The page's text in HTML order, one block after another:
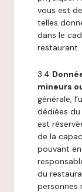
vous est
telles
dans le
restaurant.
3.4
mineurs
générale,
dédiées
est
de la
pouvant
du
personnes